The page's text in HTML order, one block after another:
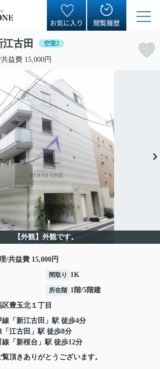
お気に入り 閲覧履歴
古田 空室2
益費 15,000円
【外観】外観です。
/共益費 15,000円
間取り 1K
所在階 1階/5階建
区豊玉北１丁目
線 「 新江古田 」駅 徒歩4分
「 江古田 」駅 徒歩8分
線 「 新桜台 」駅 徒歩12分
頂きありがとうございます。